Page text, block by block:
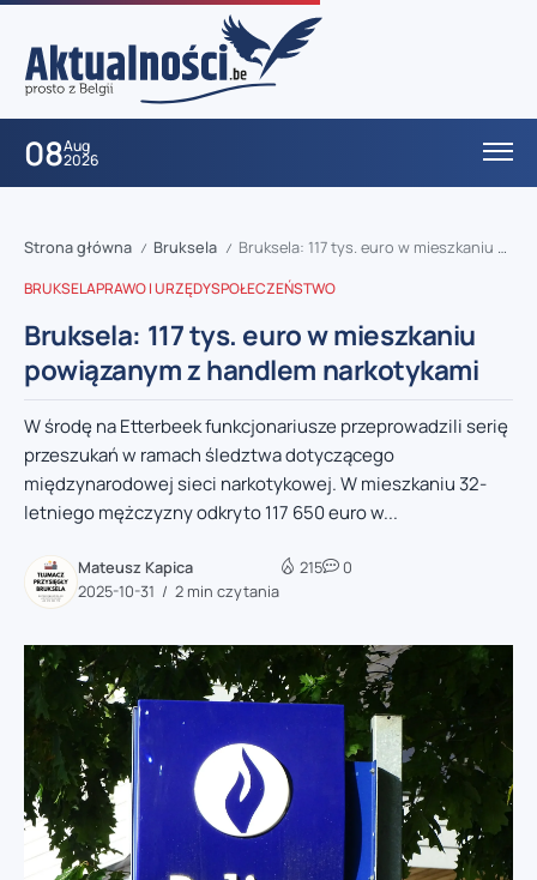
08Aug
2026
Strona główna / Bruksela / Bruksela: 117 tys. euro w mieszkaniu powiązanym z handlem narkotykami
BRUKSELAPRAWO I URZĘDYSPOŁECZEŃSTWO
Bruksela: 117 tys. euro w mieszkaniu
powiązanym z handlem narkotykami
W środę na Etterbeek funkcjonariusze przeprowadzili serię
przeszukań w ramach śledztwa dotyczącego
międzynarodowej sieci narkotykowej. W mieszkaniu 32-
letniego mężczyzny odkryto 117 650 euro w...
Mateusz Kapica
2025-10-31
2 min czytania
215 0